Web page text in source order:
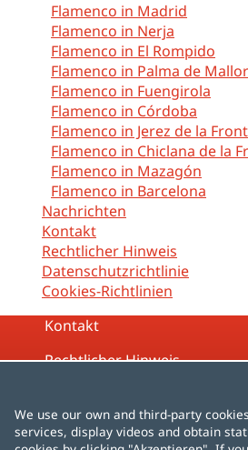
Flamenco in Madrid
Flamenco in Nerja
Flamenco in El Rompido
Flamenco in Palma de
Flamenco in Fuengirola
Flamenco in Córdoba
Flamenco in Jerez de la
Flamenco in Chiclana de la
Flamenco in Mazagón
Flamenco in Barcelona
Nachrichten
Kontakt
Rechtlicher Hinweis
Datenschutzrichtlinie
Cookies-Richtlinien
Kontakt
Rechtlicher Hinweis
Cookies-Richtlinien
We use our own and third-party
services, display videos and obtain